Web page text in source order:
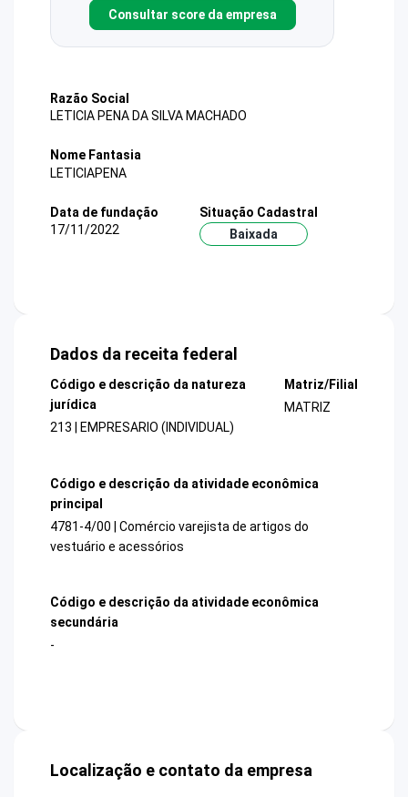
Consultar score da empresa
Razão Social
LETICIA PENA DA SILVA MACHADO
Nome Fantasia
LETICIAPENA
Data de fundação
17/11/2022
Situação Cadastral
Baixada
Dados da receita federal
Código e descrição da natureza
jurídica
213 | EMPRESARIO (INDIVIDUAL)
Matriz/Filial
MATRIZ
Código e descrição da atividade econômica
principal
4781-4/00 | Comércio varejista de artigos do
vestuário e acessórios
Código e descrição da atividade econômica
secundária
-
Localização e contato da empresa